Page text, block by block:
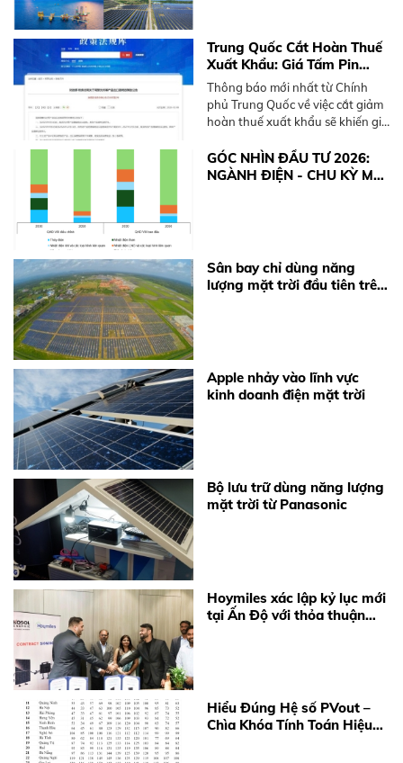
Trung Quốc Cắt Hoàn Thuế
Xuất Khẩu: Giá Tấm Pin
Solar và BESS Sắp Tăng
Mạnh
Thông báo mới nhất từ Chính
phủ Trung Quốc về việc cắt giảm
hoàn thuế xuất khẩu sẽ khiến giá
trữ (BESS) tăng từ 10-15%. Xem
ngay khuyến nghị từ BKE Solar.
GÓC NHÌN ĐẦU TƯ 2026:
NGÀNH ĐIỆN - CHU KỲ MỚI
Sân bay chỉ dùng năng
lượng mặt trời đầu tiên trên
Apple nhảy vào lĩnh vực
kinh doanh điện mặt trời
Bộ lưu trữ dùng năng lượng
mặt trời từ Panasonic
Hoymiles xác lập kỷ lục mới
tại Ấn Độ với thỏa thuận
Hiểu Đúng Hệ số PVout –
Chìa Khóa Tính Toán Hiệu